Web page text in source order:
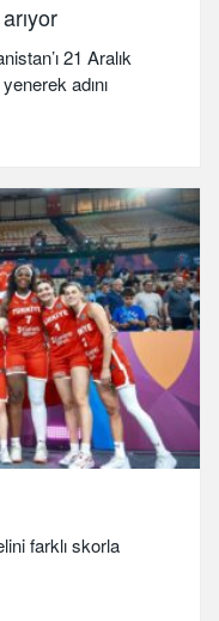
21 Aralık
adını
farklı skorla